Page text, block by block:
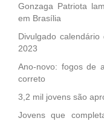
Gonzaga Patriota
em Brasília
Divulgado
2023
Ano-novo: fogos de
correto
3,2 mil jovens são
Jovens que